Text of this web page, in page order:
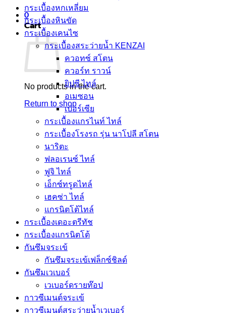
0
Cart
No products in the cart.
Return to shop
กระเบื้องหกเหลี่ยม
กระเบื้องหินขัด
กระเบื้องเคนไซ
กระเบื้องสระว่ายน้ำ KENZAI
ควอทซ์ สโตน
ควอร์ท ราวน์
ยิปซี ไทล์
อเมซอน
เปอร์เซีย
กระเบื้องแกรไนท์ ไทล์
กระเบื้องโรงรถ รุ่น นาโปลี สโตน
นาริตะ
ฟลอเรนซ์ ไทล์
ฟูจิ ไทล์
เอ็กซ์ทรูดไทล์
เฮคซ่า ไทล์
แกรนิตโต้ไทล์
กระเบื้องเดอะตรีทัช
กระเบื้องแกรนิตโต้
กันซึมจระเข้
กันซึมจระเข้เฟล็กซ์ชิลด์
กันซึมเวเบอร์
เวเบอร์ดรายท๊อป
กาวซีเมนต์จระเข้
กาวซีเมนต์สระว่ายนํ้าเวเบอร์